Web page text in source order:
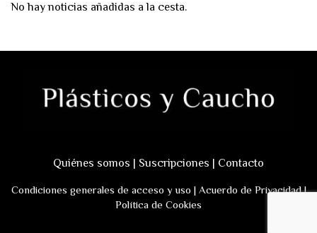
No hay noticias añadidas a la cesta.
Quiénes somos | Suscripciones | Contacto
Condiciones generales de acceso y uso | Acuerdo de Privacidad|
Política de Cookies